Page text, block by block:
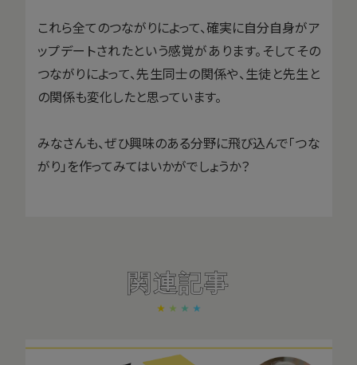
これら全てのつながりによって、確実に自分自身がア
ップデートされたという感覚があります。そしてその
つながりによって、先生同士の関係や、生徒と先生と
の関係も変化したと思っています。
みなさんも、ぜひ興味のある分野に飛び込んで「つな
がり」を作ってみてはいかがでしょうか？
関連記事